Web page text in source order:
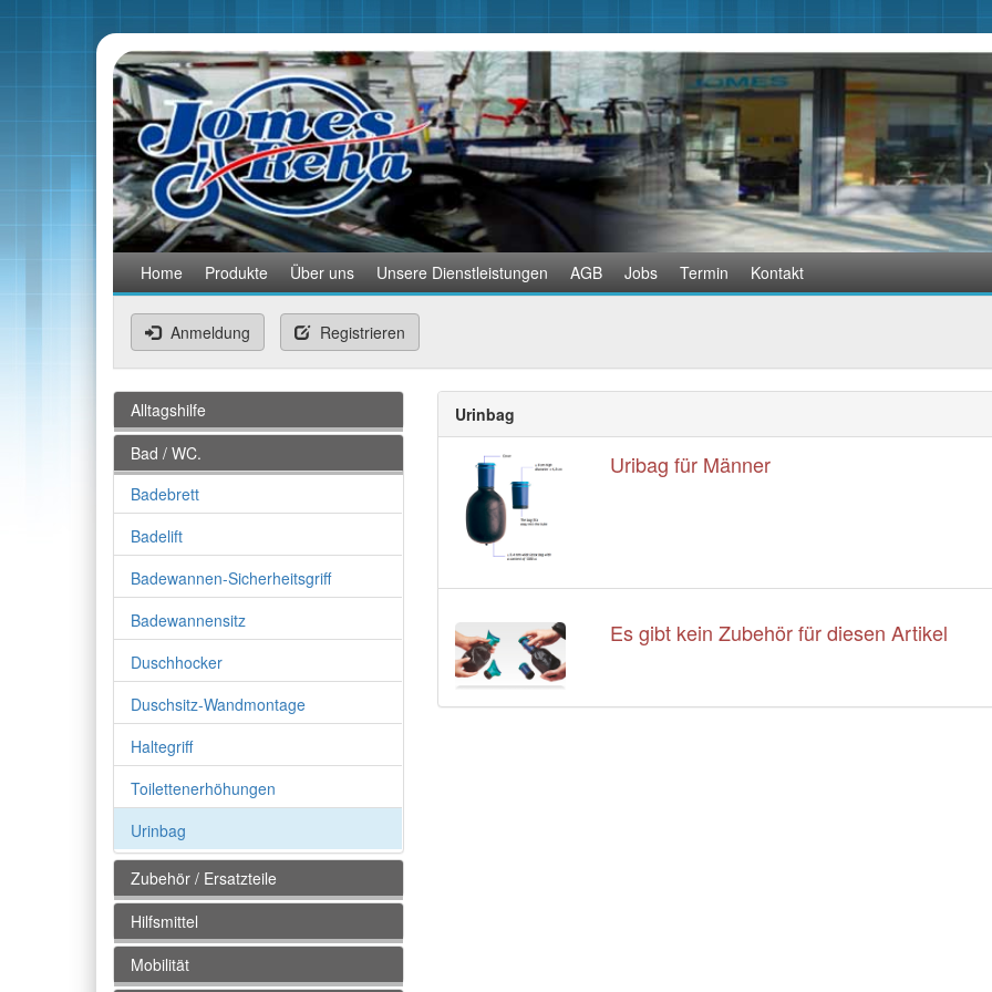
Home Produkte Über uns Unsere Dienstleistungen AGB Jobs Termin Kontakt
Anmeldung Registrieren
Alltagshilfe
Bad / WC.
Badebrett
Badelift
Badewannen-Sicherheitsgriff
Badewannensitz
Duschhocker
Duschsitz-Wandmontage
Haltegriff
Toilettenerhöhungen
Urinbag
Zubehör / Ersatzteile
Hilfsmittel
Mobilität
Urinbag
Uribag für Männer
Es gibt kein Zubehör für diesen Artikel